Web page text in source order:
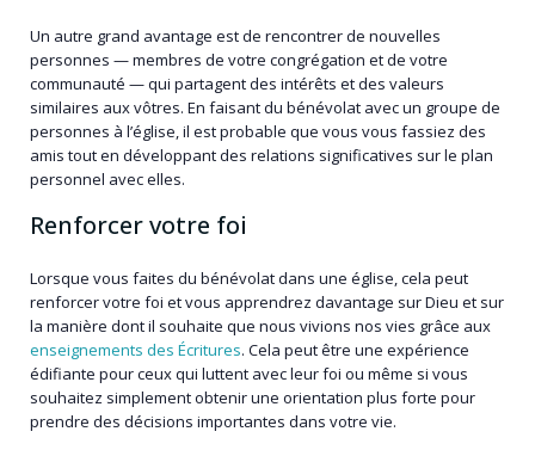
Un autre grand avantage est de rencontrer de nouvelles
personnes — membres de votre congrégation et de votre
communauté — qui partagent des intérêts et des valeurs
similaires aux vôtres. En faisant du bénévolat avec un groupe de
personnes à l’église, il est probable que vous vous fassiez des
amis tout en développant des relations significatives sur le plan
personnel avec elles.
Renforcer votre foi
Lorsque vous faites du bénévolat dans une église, cela peut
renforcer votre foi et vous apprendrez davantage sur Dieu et sur
la manière dont il souhaite que nous vivions nos vies grâce aux
enseignements des Écritures. Cela peut être une expérience
édifiante pour ceux qui luttent avec leur foi ou même si vous
souhaitez simplement obtenir une orientation plus forte pour
prendre des décisions importantes dans votre vie.